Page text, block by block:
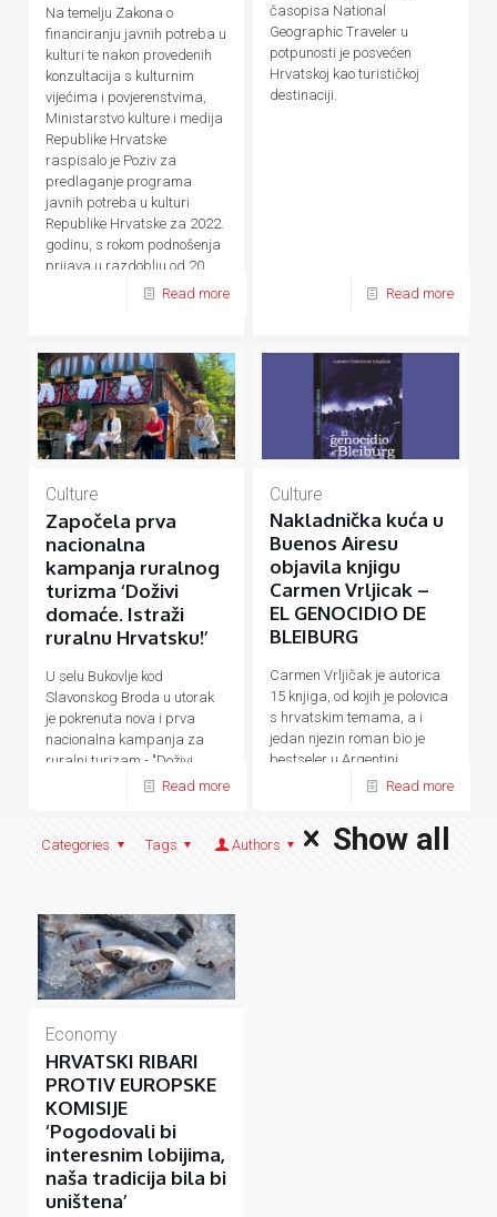
Na temelju Zakona o
financiranju javnih potreba u
kulturi te nakon provedenih
konzultacija s kulturnim
vijećima i povjerenstvima,
Ministarstvo kulture i medija
Republike Hrvatske
raspisalo je Poziv za
predlaganje programa
javnih potreba u kulturi
Republike Hrvatske za 2022.
godinu, s rokom podnošenja
prijava u razdoblju od 20.
rujna do 20. listopada 2021.
Read more
časopisa National
Geographic Traveler u
potpunosti je posvećen
Hrvatskoj kao turističkoj
destinaciji.
Read more
Culture
Započela prva
nacionalna
kampanja ruralnog
turizma ‘Doživi
domaće. Istraži
ruralnu Hrvatsku!’
U selu Bukovlje kod
Slavonskog Broda u utorak
je pokrenuta nova i prva
nacionalna kampanja za
ruralni turizam - "Doživi
Read more
Culture
Nakladnička kuća u
Buenos Airesu
objavila knjigu
Carmen Vrljicak –
EL GENOCIDIO DE
BLEIBURG
Carmen Vrljičak je autorica
15 knjiga, od kojih je polovica
s hrvatskim temama, a i
jedan njezin roman bio je
bestseler u Argentini.
Read more
Categories Tags Authors Show all
Economy
HRVATSKI RIBARI
PROTIV EUROPSKE
KOMISIJE
‘Pogodovali bi
interesnim lobijima,
naša tradicija bila bi
uništena’